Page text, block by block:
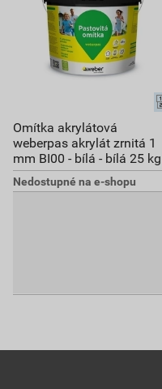
Omítka akrylátová
weberpas akrylát zrnitá 1
mm BI00 - bílá - bílá 25 kg
Nedostupné na e-shopu